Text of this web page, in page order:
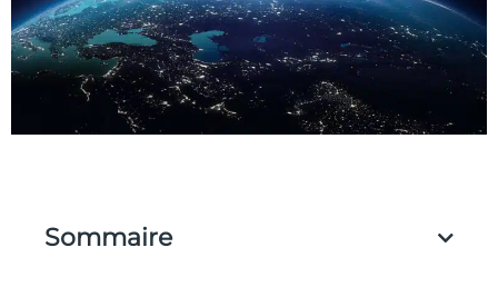
Sommaire